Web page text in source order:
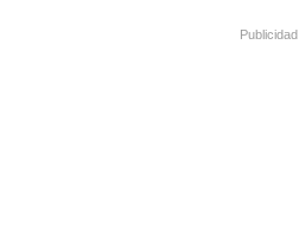
Publicidad